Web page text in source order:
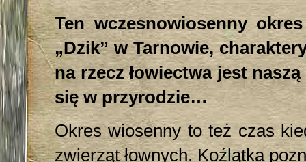
Ten wczesnowiosenny
„Dzik” w Tarnowie,
na rzecz łowiectwa jest
się w przyrodzie…
Okres wiosenny to też czas
zwierząt łownych. Koźlątka